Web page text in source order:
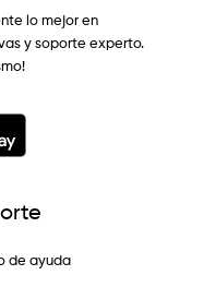
lo mejor en
y soporte experto.
de ayuda